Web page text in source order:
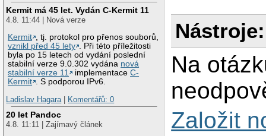
Kermit má 45 let. Vydán C-Kermit 11
4.8. 11:44 | Nová verze
Kermit , tj. protokol pro přenos souborů,
vznikl před 45 lety . Při této příležitosti
byla po 15 letech od vydání poslední
stabilní verze 9.0.302 vydána nová
stabilní verze 11
implementaceC-
Kermit . S podporou IPv6.
Ladislav Hagara | Komentářů: 0
20 let Pandoc
4.8. 11:11 | Zajímavý článek
Nástroje:
Na
Založit